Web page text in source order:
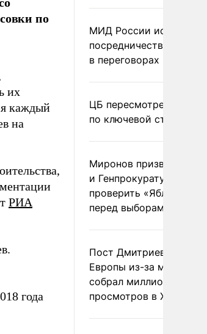
по
их
каждый
на
РИА
года
МИД России исключил
посредничество
в переговорах по
ЦБ пересмотрел
по ключевой ставке
Миронов призвал
и Генпрокуратуру
проверить «Яблоко»
перед выборами
Пост Дмитриева о
Европы из-за
собрал миллион
просмотров в X